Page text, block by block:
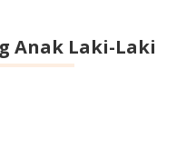
Anak Laki-Laki